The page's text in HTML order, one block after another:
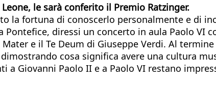
le sarà conferito il Premio Ratzinger.
la fortuna di conoscerlo personalmente e di
diressi un concerto in aula Paolo VI
e il Te Deum di Giuseppe Verdi. Al termine
cosa significa avere una cultura
Giovanni Paolo II e a Paolo VI restano